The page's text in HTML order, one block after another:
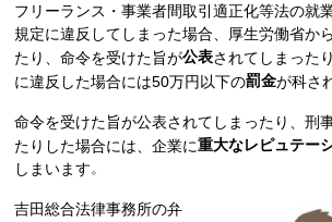
フリーランス・事業者間取引適正化等法の就
規定に違反してしまった場合、厚生労働省か
たり、命令を受けた旨が公表されてしまった
に違反した場合には50万円以下の罰金が科さ
命令を受けた旨が公表されてしまったり、刑
たりした場合には、企業に重大なレピュテー
しまいます。
吉田総合法律事務所の弁